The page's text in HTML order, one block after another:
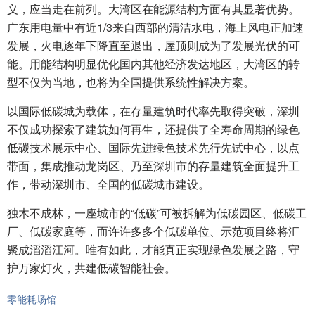
义，应当走在前列。大湾区在能源结构方面有其显著优势。
广东用电量中有近1/3来自西部的清洁水电，海上风电正加速
发展，火电逐年下降直至退出，屋顶则成为了发展光伏的可
能。用能结构明显优化国内其他经济发达地区，大湾区的转
型不仅为当地，也将为全国提供系统性解决方案。
以国际低碳城为载体，在存量建筑时代率先取得突破，深圳
不仅成功探索了建筑如何再生，还提供了全寿命周期的绿色
低碳技术展示中心、国际先进绿色技术先行先试中心，以点
带面，集成推动龙岗区、乃至深圳市的存量建筑全面提升工
作，带动深圳市、全国的低碳城市建设。
独木不成林，一座城市的“低碳”可被拆解为低碳园区、低碳工
厂、低碳家庭等，而许许多多个低碳单位、示范项目终将汇
聚成滔滔江河。唯有如此，才能真正实现绿色发展之路，守
护万家灯火，共建低碳智能社会。
零能耗场馆